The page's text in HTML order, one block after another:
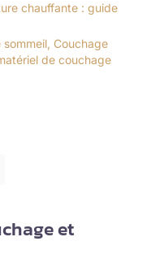
chauffante : guide
sommeil, Couchage
de couchage
et